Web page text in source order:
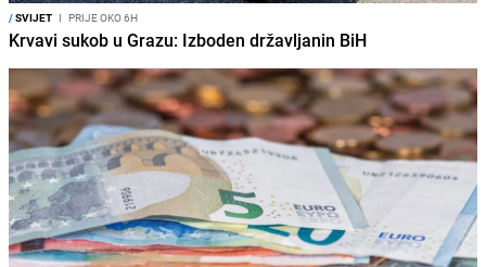
/SVIJET I PRIJE OKO 6H
Krvavi sukob u Grazu: Izboden državljanin BiH